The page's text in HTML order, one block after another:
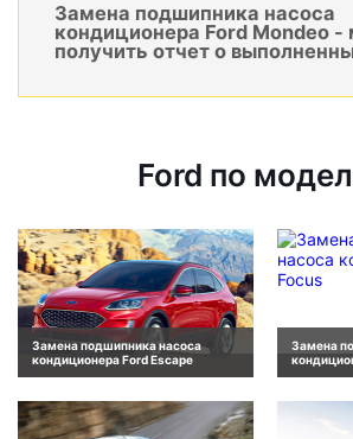
Замена подшипника насоса
кондиционера Ford Mondeo
получить отчет о
Ford по
Замена подшипника насоса
кондиционера Ford Escape
Замена